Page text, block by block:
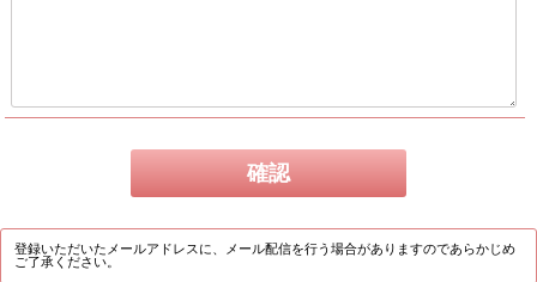
登録いただいたメールアドレスに、メール配信を行う場合がありますのであらかじめ
ご了承ください。